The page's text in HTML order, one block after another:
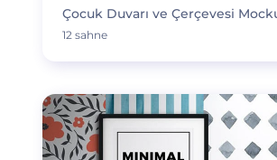
Çocuk Duvarı ve Çerçevesi
12 sahne